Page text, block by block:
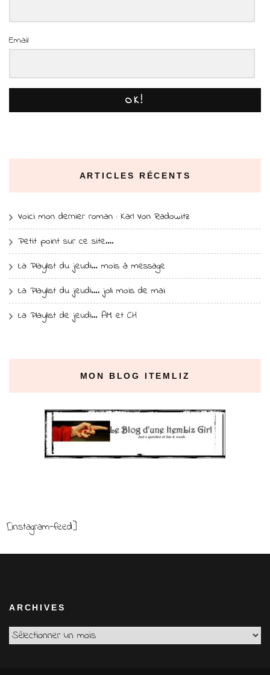
Email
OK!
ARTICLES RÉCENTS
Voici mon dernier roman : Karl Von Radowitz
Petit point sur ce site….
La Playlist du jeudi… mois à message
La Playlist du jeudi…. joli mois de mai
La Playlist de jeudi… AM et CH
MON BLOG ITEMLIZ
[instagram-feed]
ARCHIVES
Archives